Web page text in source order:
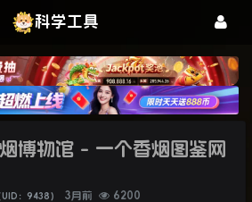
科学工具
博物馆 - 一个香烟图鉴网
UID：9438） 3月前 6200